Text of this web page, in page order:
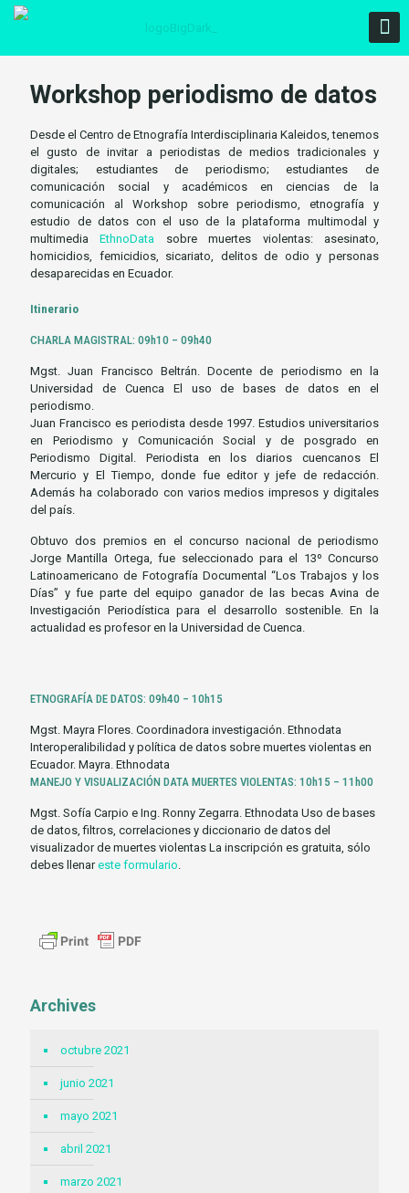
Workshop periodismo de datos
Desde el Centro de Etnografía Interdisciplinaria Kaleidos, tenemos
el gusto de invitar a periodistas de medios tradicionales y
digitales; estudiantes de periodismo; estudiantes de
comunicación social y académicos en ciencias de la
comunicación al Workshop sobre periodismo, etnografía y
estudio de datos con el uso de la plataforma multimodal y
multimedia EthnoData sobre muertes violentas: asesinato,
homicidios, femicidios, sicariato, delitos de odio y personas
desaparecidas en Ecuador.
Itinerario
CHARLA MAGISTRAL: 09h10 – 09h40
Mgst. Juan Francisco Beltrán. Docente de periodismo en la
Universidad de Cuenca El uso de bases de datos en el
periodismo.
Juan Francisco es periodista desde 1997. Estudios universitarios
en Periodismo y Comunicación Social y de posgrado en
Periodismo Digital. Periodista en los diarios cuencanos El
Mercurio y El Tiempo, donde fue editor y jefe de redacción.
Además ha colaborado con varios medios impresos y digitales
del país.
Obtuvo dos premios en el concurso nacional de periodismo
Jorge Mantilla Ortega, fue seleccionado para el 13º Concurso
Latinoamericano de Fotografía Documental “Los Trabajos y los
Días” y fue parte del equipo ganador de las becas Avina de
Investigación Periodística para el desarrollo sostenible. En la
actualidad es profesor en la Universidad de Cuenca.
ETNOGRAFÍA DE DATOS: 09h40 – 10h15
Mgst. Mayra Flores. Coordinadora investigación. Ethnodata
Interoperalibilidad y política de datos sobre muertes violentas en
Ecuador. Mayra. Ethnodata
MANEJO Y VISUALIZACIÓN DATA MUERTES VIOLENTAS: 10h15 – 11h00
Mgst. Sofía Carpio e Ing. Ronny Zegarra. Ethnodata Uso de bases
de datos, filtros, correlaciones y diccionario de datos del
visualizador de muertes violentas La inscripción es gratuita, sólo
debes llenareste formulario.
Archives
octubre 2021
junio 2021
mayo 2021
abril 2021
marzo 2021